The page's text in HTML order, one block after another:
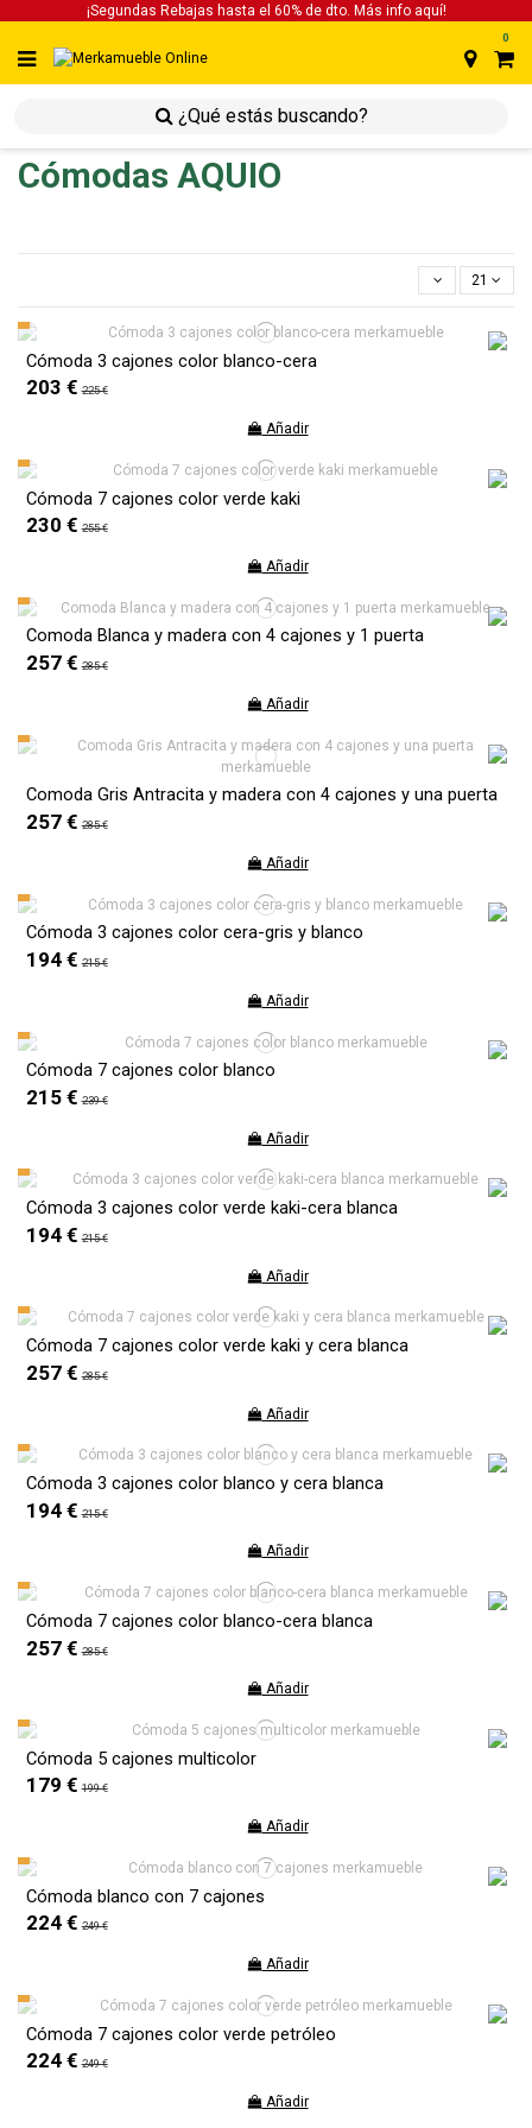
¡Segundas Rebajas hasta el 60% de dto. Más info aquí!
0
dormitorios cómodas
Cómodas AQUIO
21
Cómoda 3 cajones color blanco-cera
203 € 225 €
Añadir
Cómoda 7 cajones color verde kaki
230 € 255 €
Añadir
Comoda Blanca y madera con 4 cajones y 1 puerta
257 € 285 €
Añadir
Comoda Gris Antracita y madera con 4 cajones y una puerta
257 € 285 €
Añadir
Cómoda 3 cajones color cera-gris y blanco
194 € 215 €
Añadir
Cómoda 7 cajones color blanco
215 € 239 €
Añadir
Cómoda 3 cajones color verde kaki-cera blanca
194 € 215 €
Añadir
Cómoda 7 cajones color verde kaki y cera blanca
257 € 285 €
Añadir
Cómoda 3 cajones color blanco y cera blanca
194 € 215 €
Añadir
Cómoda 7 cajones color blanco-cera blanca
257 € 285 €
Añadir
Cómoda 5 cajones multicolor
179 € 199 €
Añadir
Cómoda blanco con 7 cajones
224 € 249 €
Añadir
Cómoda 7 cajones color verde petróleo
224 € 249 €
Añadir